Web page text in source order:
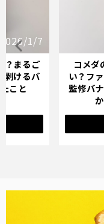
12/27
はまず
ダ珈琲店
んで分
キティ
ジデザ